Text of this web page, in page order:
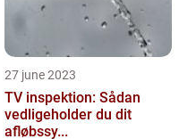
27 june 2023
TV inspektion: Sådan
vedligeholder du dit
afløbssy...